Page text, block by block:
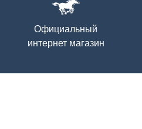
Официальный
интернет магазин